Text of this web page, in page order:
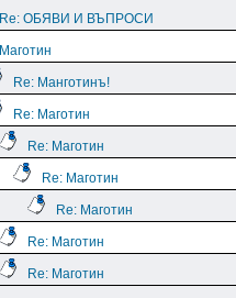
Re: ОБЯВИ И ВЪПРОСИ
Маготин
Re: Манготинъ!
Re: Маготин
Re: Маготин
Re: Маготин
Re: Маготин
Re: Маготин
Re: Маготин